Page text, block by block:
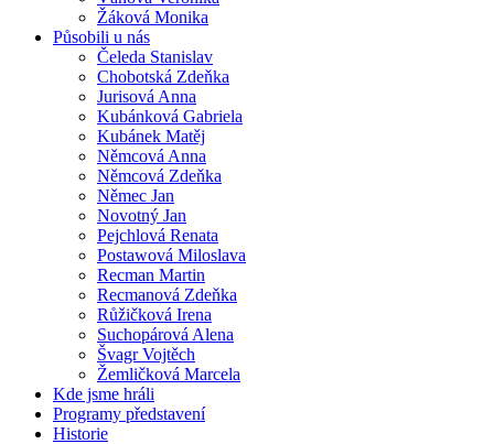
Žáková Monika
Působili u nás
Čeleda Stanislav
Chobotská Zdeňka
Jurisová Anna
Kubánková Gabriela
Kubánek Matěj
Němcová Anna
Němcová Zdeňka
Němec Jan
Novotný Jan
Pejchlová Renata
Postawová Miloslava
Recman Martin
Recmanová Zdeňka
Růžičková Irena
Suchopárová Alena
Švagr Vojtěch
Žemličková Marcela
Kde jsme hráli
Programy představení
Historie